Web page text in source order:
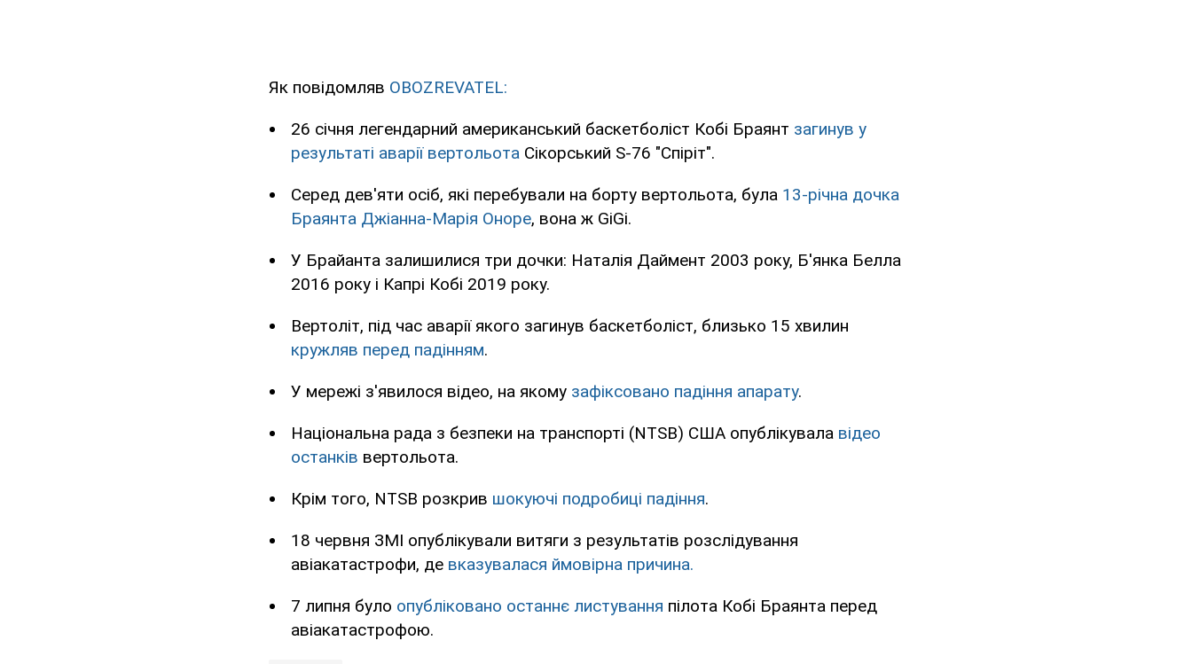
Як повідомляв OBOZREVATEL:
26 січня легендарний американський баскетболіст Кобі Браянт загинув у
результаті аварії вертольота Сікорський S-76 "Спіріт".
Серед дев'яти осіб, які перебували на борту вертольота, була 13-річна дочка
Браянта Джіанна-Марія Оноре, вона ж GiGi.
У Брайанта залишилися три дочки: Наталія Даймент 2003 року, Б'янка Белла
2016 року і Капрі Кобі 2019 року.
Вертоліт, під час аварії якого загинув баскетболіст, близько 15 хвилин
кружляв перед падінням.
У мережі з'явилося відео, на якому зафіксовано падіння апарату.
Національна рада з безпеки на транспорті (NTSB) США опублікувала відео
останків вертольота.
Крім того, NTSB розкрив шокуючі подробиці падіння.
18 червня ЗМІ опублікували витяги з результатів розслідування
авіакатастрофи, де вказувалася ймовірна причина.
7 липня було опубліковано останнє листування пілота Кобі Браянта перед
авіакатастрофою.